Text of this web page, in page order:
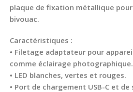
plaque de fixation métallique
bivouac.
Caractéristiques :
• Filetage adaptateur pour
comme éclairage photographique.
• LED blanches, vertes et rouges.
• Port de chargement USB-C et